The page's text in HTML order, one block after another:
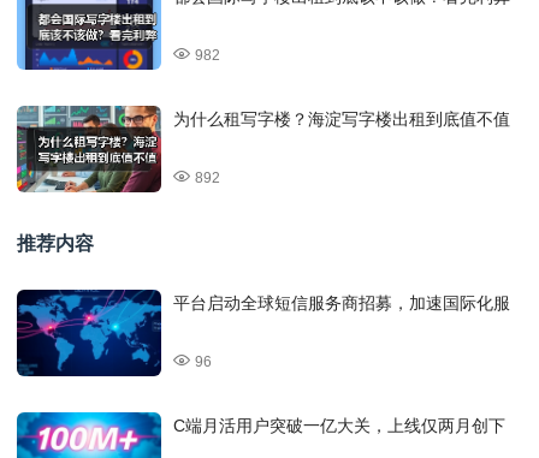
982
为什么租写字楼？海淀写字楼出租到底值不值
892
推荐内容
平台启动全球短信服务商招募，加速国际化服
96
C端月活用户突破一亿大关，上线仅两月创下